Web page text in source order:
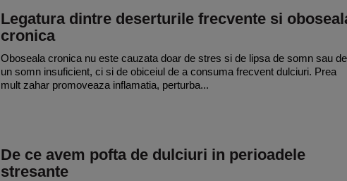
Legatura dintre deserturile frecvente si
cronica
Oboseala cronica nu este cauzata doar de stres si de lipsa de somn sau de
un somn insuficient, ci si de obiceiul de a consuma frecvent dulciuri. Prea
mult zahar promoveaza inflamatia, perturba...
De ce avem pofta de dulciuri in perioadele
stresante